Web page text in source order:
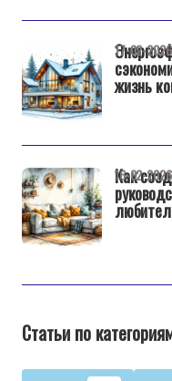
жизнь
17-02-2026
Как
16-02-2026
Статьи по